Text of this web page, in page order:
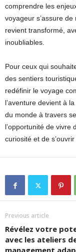
comprendre les
voyageur s’assure
revient transformé,
inoubliables.
Pour ceux qui
des sentiers
redéfinir le voyage
l’aventure devient à
du monde à travers
l’opportunité de vivre
curiosité et de
Previous article
Révélez votre
avec les ateliers